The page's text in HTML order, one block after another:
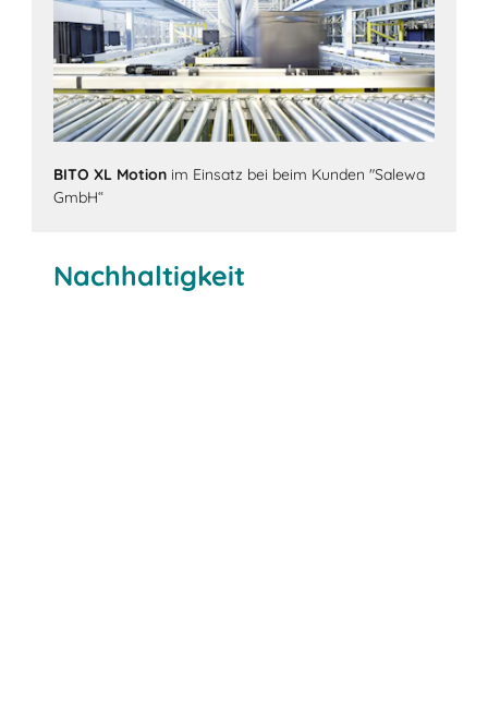
BITO XL Motion im Einsatz bei beim Kunden "Salewa
GmbH“
Nachhaltigkeit